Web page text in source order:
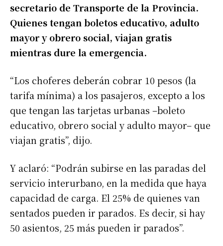
secretario de Transporte de la Provincia.
Quienes tengan boletos educativo, adulto
mayor y obrero social, viajan gratis
mientras dure la emergencia.
“Los choferes deberán cobrar 10 pesos (la
tarifa mínima) a los pasajeros, excepto a los
que tengan las tarjetas urbanas –boleto
educativo, obrero social y adulto mayor– que
viajan gratis”, dijo.
Y aclaró: “Podrán subirse en las paradas del
servicio interurbano, en la medida que haya
capacidad de carga. El 25% de quienes van
sentados pueden ir parados. Es decir, si hay
50 asientos, 25 más pueden ir parados”.